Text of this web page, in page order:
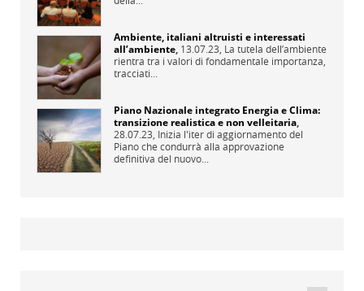
Ambiente, italiani altruisti e interessati
all’ambiente, 13.07.23, La tutela dell’ambiente
rientra tra i valori di fondamentale importanza,
tracciati...
Piano Nazionale integrato Energia e Clima:
transizione realistica e non velleitaria,
28.07.23, Inizia l'iter di aggiornamento del
Piano che condurrà alla approvazione
definitiva del nuovo...